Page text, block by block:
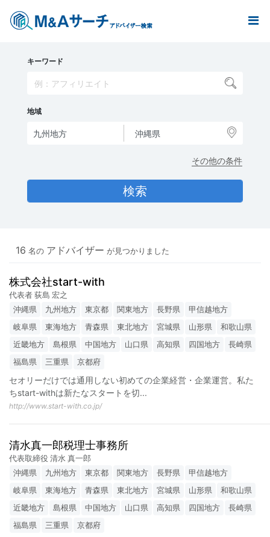
キーワード
地域
その他の条件
16 名の アドバイザー が見つかりました
株式会社start-with
代表者 荻島 宏之
沖縄県
九州地方 東京都 関東地方 長野県
甲信越地方
岐阜県
東海地方 青森県 東北地方 宮城県 山形県
和歌山県
近畿地方
島根県 中国地方 山口県 高知県 四国地方
長崎県
福島県
三重県 京都府
セオリーだけでは通用しない初めての企業経営・企業運営。私た
ちstart-withは新たなスタートを切...
http://www.start-with.co.jp/
清水真一郎税理士事務所
代表取締役 清水 真一郎
沖縄県
九州地方 東京都 関東地方 長野県
甲信越地方
岐阜県
東海地方 青森県 東北地方 宮城県 山形県
和歌山県
近畿地方
島根県 中国地方 山口県 高知県 四国地方
長崎県
福島県
三重県 京都府